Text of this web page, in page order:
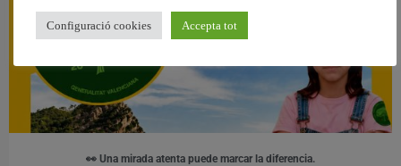
👀 Una mirada atenta puede marcar la diferencia.
Configuració cookies Accepta tot